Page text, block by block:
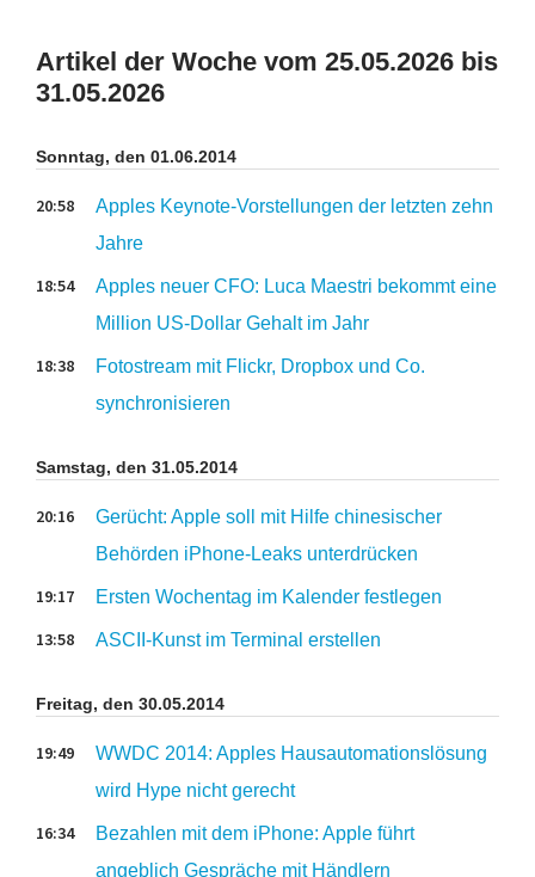
Artikel der Woche vom 25.05.2026 bis
31.05.2026
Sonntag, den 01.06.2014
Apples Keynote-Vorstellungen der letzten zehn
Jahre
20:58
Apples neuer CFO: Luca Maestri bekommt eine
Million US-Dollar Gehalt im Jahr
18:54
Fotostream mit Flickr, Dropbox und Co.
synchronisieren
18:38
Samstag, den 31.05.2014
Gerücht: Apple soll mit Hilfe chinesischer
Behörden iPhone-Leaks unterdrücken
20:16
Ersten Wochentag im Kalender festlegen
19:17
ASCII-Kunst im Terminal erstellen
13:58
Freitag, den 30.05.2014
WWDC 2014: Apples Hausautomationslösung
wird Hype nicht gerecht
19:49
Bezahlen mit dem iPhone: Apple führt
angeblich Gespräche mit Händlern
16:34